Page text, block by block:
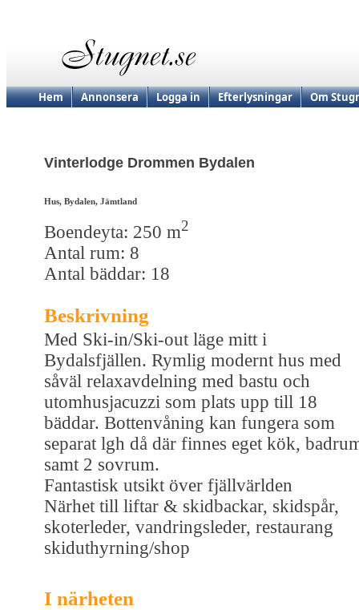
Hem Annonsera Logga in Efterlysningar Om
Vinterlodge Drommen Bydalen
Hus, Bydalen, Jämtland
Boendeyta: 250 m2
Antal rum: 8
Antal bäddar: 18
Beskrivning
Med Ski-in/Ski-out läge mitt i
Bydalsfjällen. Rymlig modernt hus med
såväl relaxavdelning med bastu och
utomhusjacuzzi som plats upp till 18
bäddar. Bottenvåning kan fungera som
separat lgh då där finnes eget kök,
samt 2 sovrum.
Fantastisk utsikt över fjällvärlden
Närhet till liftar & skidbackar, skidspår,
skoterleder, vandringsleder, restaurang
skiduthyrning/shop
I närheten